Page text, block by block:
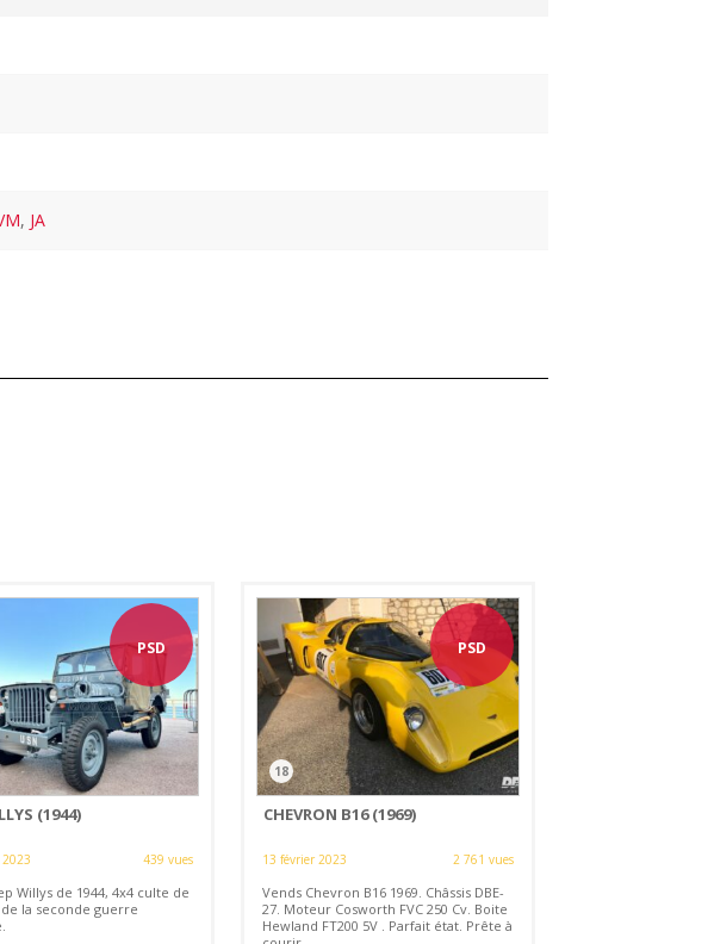
, JA
PSD
(1944)
439 vues
Willys de 1944, 4x4 culte de
la seconde guerre
PSD
18
CHEVRON B16 (1969)
13 février 2023 2 761 vues
Vends Chevron B16 1969. Châssis DBE-
27. Moteur Cosworth FVC 250 Cv. Boite
Hewland FT200 5V . Parfait état. Prête à